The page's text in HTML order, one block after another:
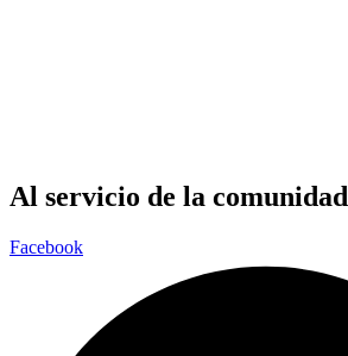
Al servicio de la comunidad
Facebook